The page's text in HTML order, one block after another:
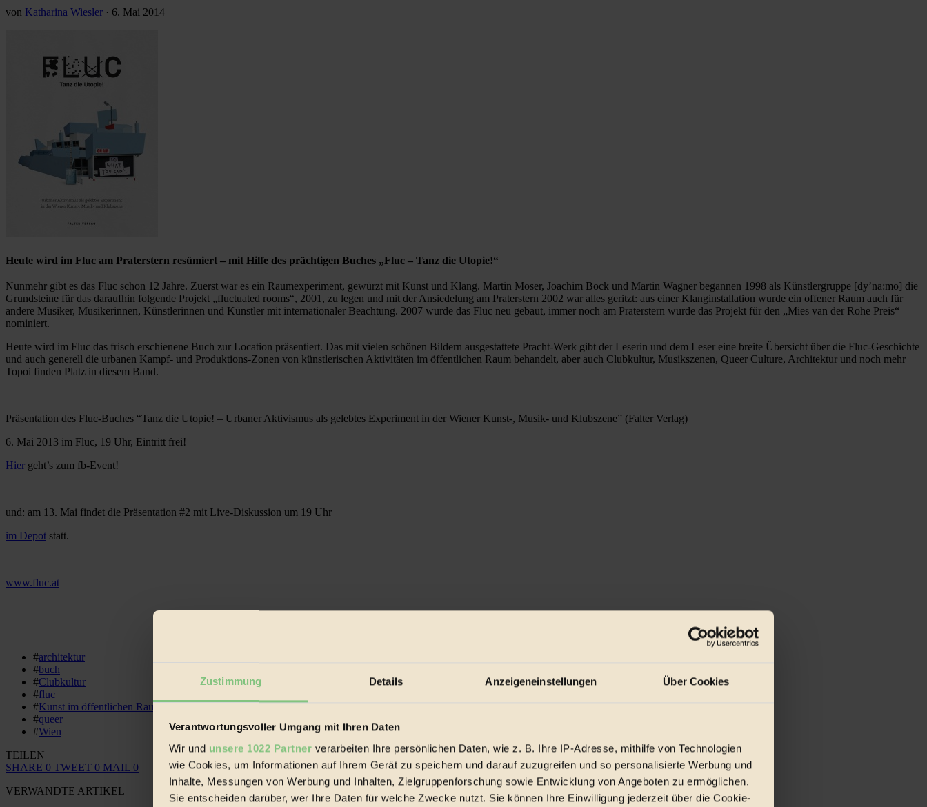
Zustimmung Details Anzeigeneinstellungen Über Cookies
Verantwortungsvoller Umgang mit Ihren Daten
Wir und unsere 1022 Partner verarbeiten Ihre persönlichen Daten, wie z. B. Ihre IP-Adresse, mithilfe von Technologien
wie Cookies, um Informationen auf Ihrem Gerät zu speichern und darauf zuzugreifen und so personalisierte Werbung und
Inhalte, Messungen von Werbung und Inhalten, Zielgruppenforschung sowie Entwicklung von Angeboten zu ermöglichen.
Sie entscheiden darüber, wer Ihre Daten für welche Zwecke nutzt. Sie können Ihre Einwilligung jederzeit über die Cookie-
von Katharina Wiesler · 6. Mai 2014
Heute wird im Fluc am Praterstern resümiert – mit Hilfe des prächtigen Buches „Fluc – Tanz die Utopie!“
Nunmehr gibt es das Fluc schon 12 Jahre. Zuerst war es ein Raumexperiment, gewürzt mit Kunst und Klang. Martin Moser, Joachim Bock und Martin Wagner begannen 1998 als Künstlergruppe [dy’na:mo] die
Grundsteine für das daraufhin folgende Projekt „fluctuated rooms“, 2001, zu legen und mit der Ansiedelung am Praterstern 2002 war alles geritzt: aus einer Klanginstallation wurde ein offener Raum auch für
andere Musiker, Musikerinnen, Künstlerinnen und Künstler mit internationaler Beachtung. 2007 wurde das Fluc neu gebaut, immer noch am Praterstern wurde das Projekt für den „Mies van der Rohe Preis“
nominiert.
Heute wird im Fluc das frisch erschienene Buch zur Location präsentiert. Das mit vielen schönen Bildern ausgestattete Pracht-Werk gibt der Leserin und dem Leser eine breite Übersicht über die Fluc-Geschichte
und auch generell die urbanen Kampf- und Produktions-Zonen von künstlerischen Aktivitäten im öffentlichen Raum behandelt, aber auch Clubkultur, Musikszenen, Queer Culture, Architektur und noch mehr
Topoi finden Platz in diesem Band.
Präsentation des Fluc-Buches “Tanz die Utopie! – Urbaner Aktivismus als gelebtes Experiment in der Wiener Kunst-, Musik- und Klubszene” (Falter Verlag)
6. Mai 2013 im Fluc, 19 Uhr, Eintritt frei!
Hier geht’s zum fb-Event!
und: am 13. Mai findet die Präsentation #2 mit Live-Diskussion um 19 Uhr
im Depot statt.
www.fluc.at
#architektur
#buch
#Clubkultur
#fluc
#Kunst im öffentlichen Raum
#queer
#Wien
TEILEN
SHARE 0 TWEET 0 MAIL 0
VERWANDTE ARTIKEL